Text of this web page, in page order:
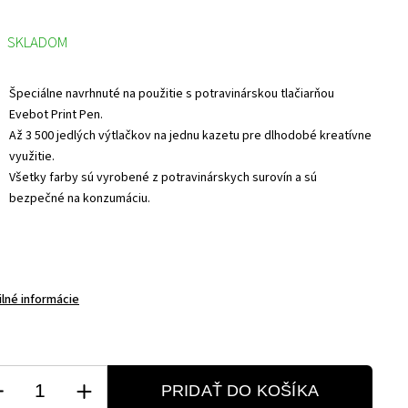
Špeciálne navrhnuté na použitie s potravinárskou tlačiarňou
Evebot Print Pen.
Až 3 500 jedlých výtlačkov na jednu kazetu pre dlhodobé kreatívne
využitie.
Všetky farby sú vyrobené z potravinárskych surovín a sú
bezpečné na konzumáciu.
informácie
SKLADOM
PRIDAŤ DO KOŠÍKA